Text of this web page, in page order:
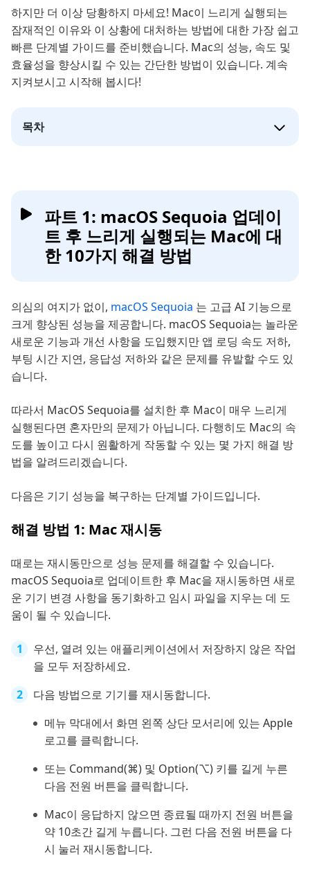
하지만 더 이상 당황하지 마세요! Mac이 느리게 실행되는
잠재적인 이유와 이 상황에 대처하는 방법에 대한 가장 쉽고
빠른 단계별 가이드를 준비했습니다. Mac의 성능, 속도 및
효율성을 향상시킬 수 있는 간단한 방법이 있습니다. 계속
지켜보시고 시작해 봅시다!
목차
파트 1: macOS Sequoia 업데이
트 후 느리게 실행되는 Mac에 대
한 10가지 해결 방법
의심의 여지가 없이, macOS Sequoia 는 고급 AI 기능으로
크게 향상된 성능을 제공합니다. macOS Sequoia는 놀라운
새로운 기능과 개선 사항을 도입했지만 앱 로딩 속도 저하,
부팅 시간 지연, 응답성 저하와 같은 문제를 유발할 수도 있
습니다.
따라서 MacOS Sequoia를 설치한 후 Mac이 매우 느리게
실행된다면 혼자만의 문제가 아닙니다. 다행히도 Mac의 속
도를 높이고 다시 원활하게 작동할 수 있는 몇 가지 해결 방
법을 알려드리겠습니다.
다음은 기기 성능을 복구하는 단계별 가이드입니다.
해결 방법 1: Mac 재시동
때로는 재시동만으로 성능 문제를 해결할 수 있습니다.
macOS Sequoia로 업데이트한 후 Mac을 재시동하면 새로
운 기기 변경 사항을 동기화하고 임시 파일을 지우는 데 도
움이 될 수 있습니다.
우선, 열려 있는 애플리케이션에서 저장하지 않은 작업
을 모두 저장하세요.
다음 방법으로 기기를 재시동합니다.
메뉴 막대에서 화면 왼쪽 상단 모서리에 있는 Apple
로고를 클릭합니다.
또는 Command(⌘) 및 Option(⌥) 키를 길게 누른
다음 전원 버튼을 클릭합니다.
Mac이 응답하지 않으면 종료될 때까지 전원 버튼을
약 10초간 길게 누릅니다. 그런 다음 전원 버튼을 다
시 눌러 재시동합니다.